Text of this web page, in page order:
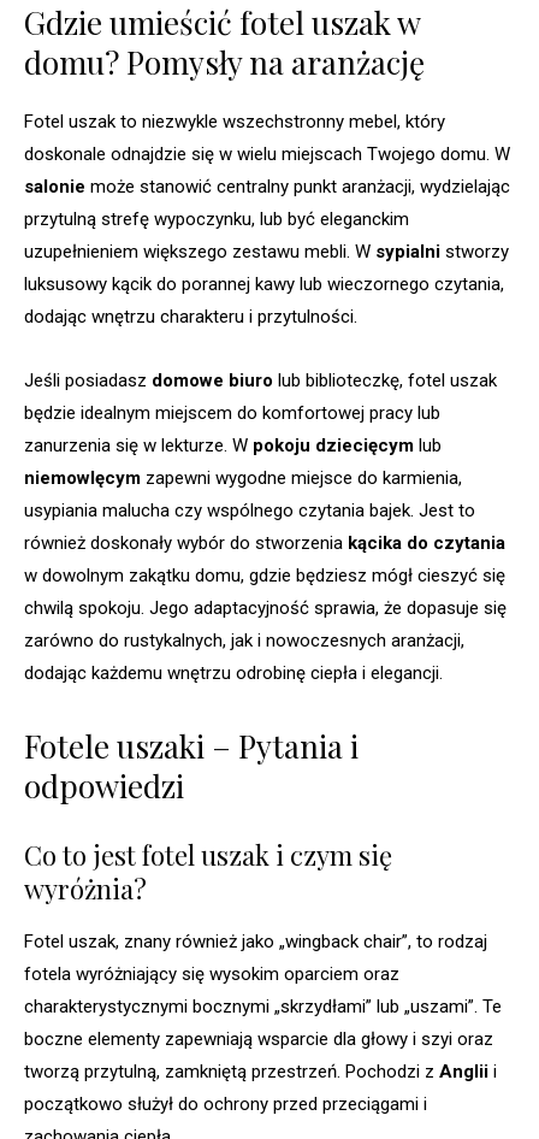
Gdzie umieścić fotel uszak w
domu? Pomysły na aranżację
Fotel uszak to niezwykle wszechstronny mebel, który
doskonale odnajdzie się w wielu miejscach Twojego domu. W
salonie może stanowić centralny punkt aranżacji, wydzielając
przytulną strefę wypoczynku, lub być eleganckim
uzupełnieniem większego zestawu mebli. W sypialni stworzy
luksusowy kącik do porannej kawy lub wieczornego czytania,
dodając wnętrzu charakteru i przytulności.
Jeśli posiadasz domowe biuro lub biblioteczkę, fotel uszak
będzie idealnym miejscem do komfortowej pracy lub
zanurzenia się w lekturze. W pokoju dziecięcym lub
niemowlęcym zapewni wygodne miejsce do karmienia,
usypiania malucha czy wspólnego czytania bajek. Jest to
również doskonały wybór do stworzenia kącika do czytania
w dowolnym zakątku domu, gdzie będziesz mógł cieszyć się
chwilą spokoju. Jego adaptacyjność sprawia, że dopasuje się
zarówno do rustykalnych, jak i nowoczesnych aranżacji,
dodając każdemu wnętrzu odrobinę ciepła i elegancji.
Fotele uszaki – Pytania i
odpowiedzi
Co to jest fotel uszak i czym się
wyróżnia?
Fotel uszak, znany również jako „wingback chair”, to rodzaj
fotela wyróżniający się wysokim oparciem oraz
charakterystycznymi bocznymi „skrzydłami” lub „uszami”. Te
boczne elementy zapewniają wsparcie dla głowy i szyi oraz
tworzą przytulną, zamkniętą przestrzeń. Pochodzi z Anglii i
początkowo służył do ochrony przed przeciągami i